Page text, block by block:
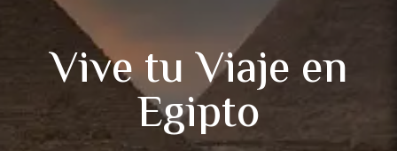
Vive tu Viaje en
Egipto